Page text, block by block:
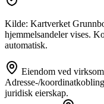
Kilde: Kartverket
hjemmelsandeler vises.
automatisk.
Eiendom ved
Adresse-/
juridisk eierskap.